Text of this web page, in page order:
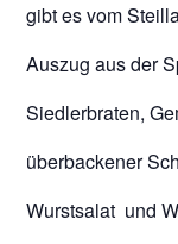
gibt es vom
Auszug aus der
Siedlerbraten,
überbackener
Wurstsalat und